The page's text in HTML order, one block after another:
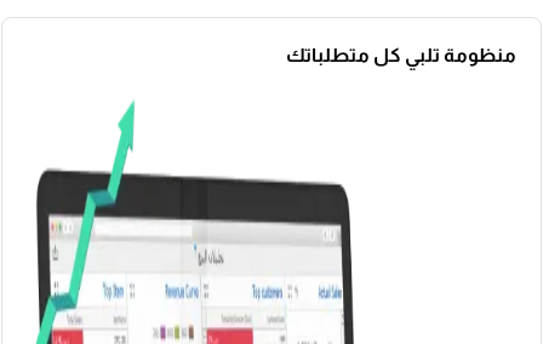
منظومة تلبي كل متطلباتك